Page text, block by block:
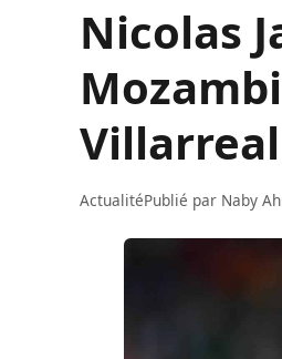
Nicolas
ActualitéPublié par Naby